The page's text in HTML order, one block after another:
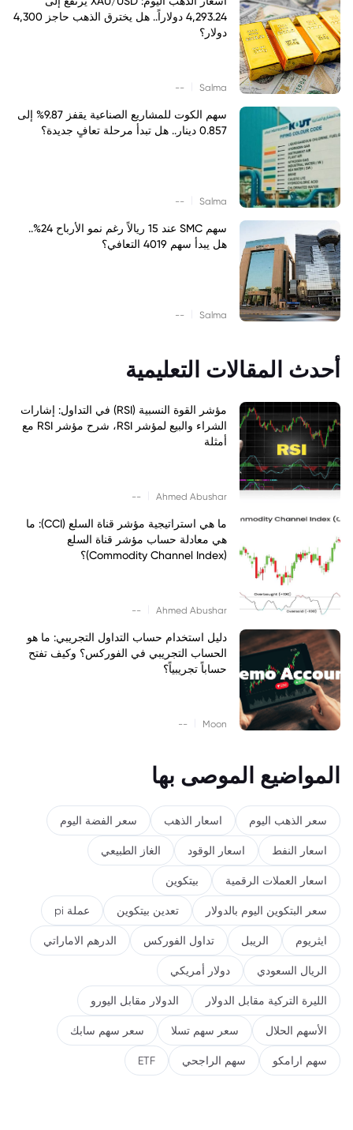
4,293.24 دولاراً.. هل يخترق الذهب حاجز 4,300
دولار؟
Salma
--
سهم الكوت للمشاريع الصناعية يقفز 9.87% إلى
0.857 دينار.. هل تبدأ مرحلة تعافٍ جديدة؟
Salma
--
سهم SMC عند 15 ريالاً رغم نمو الأرباح 24%..
هل يبدأ سهم 4019 التعافي؟
Salma
--
أحدث المقالات التعليمية
مؤشر القوة النسبية (RSI) في التداول: إشارات
الشراء والبيع لمؤشر RSI، شرح مؤشر RSI مع
أمثلة
Ahmed Abushar
--
ما هي استراتيجية مؤشر قناة السلع (CCI): ما
هي معادلة حساب مؤشر قناة السلع
(Commodity Channel Index)؟
Ahmed Abushar
--
دليل استخدام حساب التداول التجريبي: ما هو
الحساب التجريبي في الفوركس؟ وكيف تفتح
حساباً تجريبياً؟
Moon
--
المواضيع الموصى بها
سعر الذهب اليوم اسعار الذهب سعر الفضة اليوم
اسعار النفط اسعار الوقود الغاز الطبيعي
اسعار العملات الرقمية بيتكوين
سعر البتكوين اليوم بالدولار تعدين بيتكوين عملة pi
ايثريوم الريبل تداول الفوركس الدرهم الاماراتي
الريال السعودي دولار أمريكي
الليرة التركية مقابل الدولار الدولار مقابل اليورو
الأسهم الحلال سعر سهم تسلا سعر سهم سابك
سهم ارامكو سهم الراجحي ETF